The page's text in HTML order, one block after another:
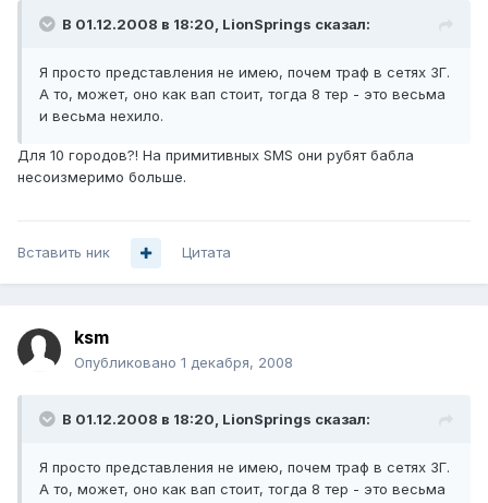
В 01.12.2008 в 18:20, LionSprings сказал:
Я просто представления не имею, почем траф в сетях 3Г.
А то, может, оно как вап стоит, тогда 8 тер - это весьма
и весьма нехило.
Для 10 городов?! На примитивных SMS они рубят бабла
несоизмеримо больше.
Вставить ник Цитата
ksm
Опубликовано 1 декабря, 2008
В 01.12.2008 в 18:20, LionSprings сказал:
Я просто представления не имею, почем траф в сетях 3Г.
А то, может, оно как вап стоит, тогда 8 тер - это весьма